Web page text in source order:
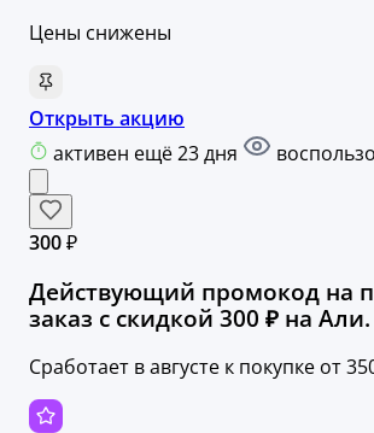
Цены снижены
Открыть акцию
активен ещё 23 дня
300 ₽
Действующий промокод на
заказ с скидкой 300 ₽ на Али.
Сработает в августе к покупке от